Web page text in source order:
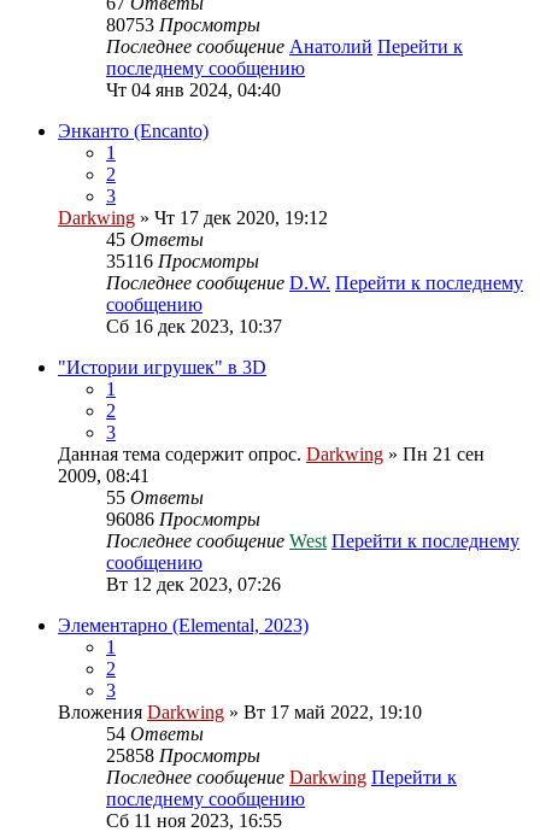
80753 Просмотры
Последнее сообщение Анатолий Перейти к
последнему сообщению
Чт 04 янв 2024, 04:40
Энканто (Encanto)
1
2
3
Darkwing » Чт 17 дек 2020, 19:12
45 Ответы
35116 Просмотры
Последнее сообщение D.W. Перейти к последнему
сообщению
Сб 16 дек 2023, 10:37
"Истории игрушек" в 3D
1
2
3
Данная тема содержит опрос. Darkwing » Пн 21 сен
2009, 08:41
55 Ответы
96086 Просмотры
Последнее сообщение West Перейти к последнему
сообщению
Вт 12 дек 2023, 07:26
Элементарно (Elemental, 2023)
1
2
3
Вложения Darkwing » Вт 17 май 2022, 19:10
54 Ответы
25858 Просмотры
Последнее сообщение Darkwing Перейти к
последнему сообщению
Сб 11 ноя 2023, 16:55